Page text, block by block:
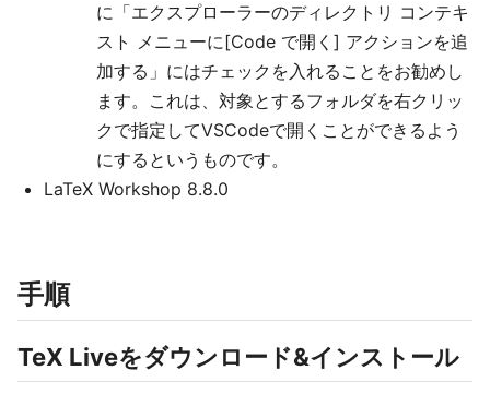
に「エクスプローラーのディレクトリ コンテキ
スト メニューに[Code で開く] アクションを追
加する」にはチェックを入れることをお勧めし
ます。これは、対象とするフォルダを右クリッ
クで指定してVSCodeで開くことができるよう
にするというものです。
LaTeX Workshop 8.8.0
手順
TeX Liveをダウンロード&インストール